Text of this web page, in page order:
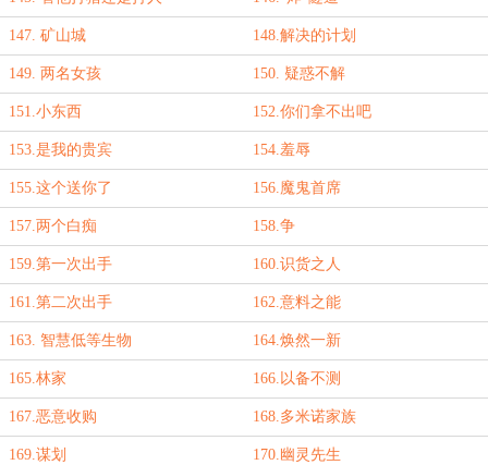
147. 矿山城 148.解决的计划
149. 两名女孩 150. 疑惑不解
151.小东西 152.你们拿不出吧
153.是我的贵宾 154.羞辱
155.这个送你了 156.魔鬼首席
157.两个白痴 158.争
159.第一次出手 160.识货之人
161.第二次出手 162.意料之能
163. 智慧低等生物 164.焕然一新
165.林家 166.以备不测
167.恶意收购 168.多米诺家族
169.谋划 170.幽灵先生